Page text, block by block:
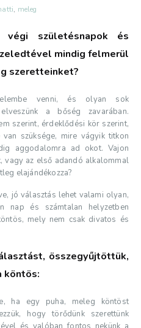
, meleg
végi születésnapok és
mindig felmerül
szeretteinket?
venni, és olyan sok
a bőség zavarában.
szerint, érdeklődési kör szerint,
szüksége, mire vágyik titkon
aggodalomra ad okot. Vajon
vagy az első adandó alkalommal
elajándékozza?
jó választás lehet valami olyan,
nap és számtalan helyzetben
mely nem csak divatos és
összegyűjtöttük,
köntös:
ha egy puha, meleg köntöst
hogy törődünk szerettünk